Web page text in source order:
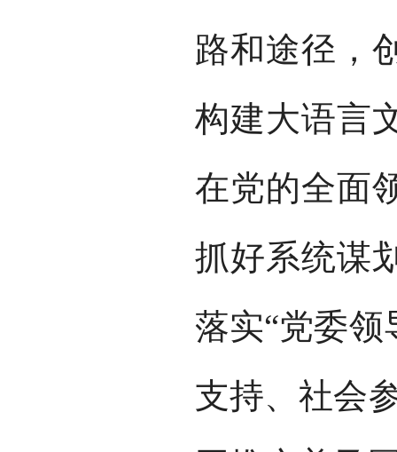
路和途径，
构建大语言
在党的全面
抓好系统谋
落实“党委
支持、社会